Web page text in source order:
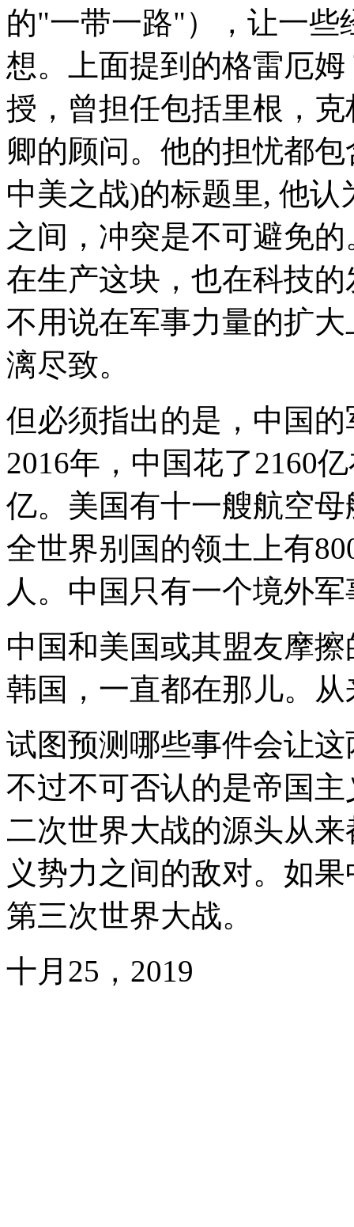
的"一带一路"），让一些
想。上面提到的格雷厄
授，曾担任包括里根，
卿的顾问。他的担忧都
中美之战)的标题里, 他
之间，冲突是不可避免
在生产这块，也在科技
不用说在军事力量的扩
漓尽致。
但必须指出的是，中国
2016年，中国花了2160
亿。美国有十一艘航空
全世界别国的领土上有
人。中国只有一个境外
中国和美国或其盟友摩
韩国，一直都在那儿。
试图预测哪些事件会让
不过不可否认的是帝国
二次世界大战的源头从
义势力之间的敌对。如
第三次世界大战。
十月25，2019